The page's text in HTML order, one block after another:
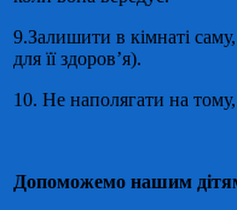
9.Залишити в кімнаті
для її здоров’я).
10. Не наполягати на
Допоможемо нашим